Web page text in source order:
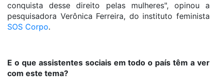
conquista desse direito pelas mulheres", opinou a
pesquisadora Verônica Ferreira, do instituto feminista
SOS Corpo.
E o que assistentes sociais em todo o país têm a ver
com este tema?